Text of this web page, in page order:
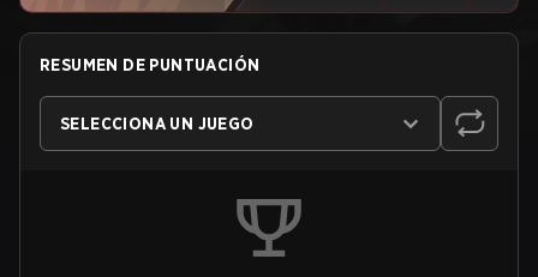
RESUMEN DE PUNTUACIÓN
SELECCIONA UN JUEGO